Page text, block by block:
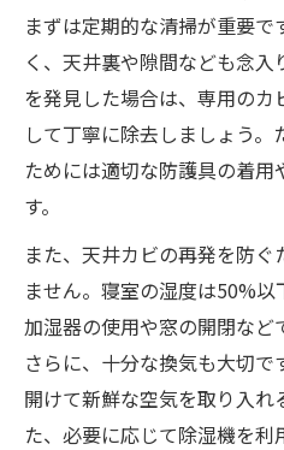
まずは定期的な清掃が重要で
く、天井裏や隙間なども念
を発見した場合は、専用の
して丁寧に除去しましょう
ためには適切な防護具の着
す。
また、天井カビの再発を防
ません。寝室の湿度は50%以
加湿器の使用や窓の開閉など
さらに、十分な換気も大切で
開けて新鮮な空気を取り入れ
た、必要に応じて除湿機を利